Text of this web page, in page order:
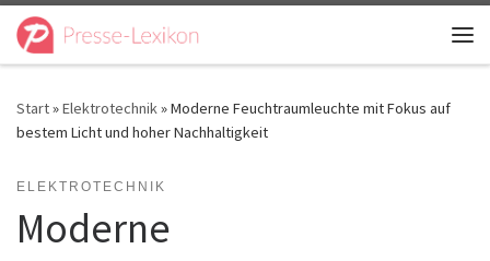
Zum Inhalt springen
Start»Elektrotechnik»Moderne Feuchtraumleuchte mit Fokus auf
bestem Licht und hoher Nachhaltigkeit
ELEKTROTECHNIK
Moderne